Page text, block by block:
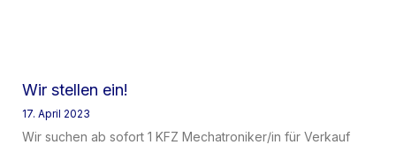
Wir stellen ein!
17. April 2023
Wir suchen ab sofort 1 KFZ Mechatroniker/in für Verkauf